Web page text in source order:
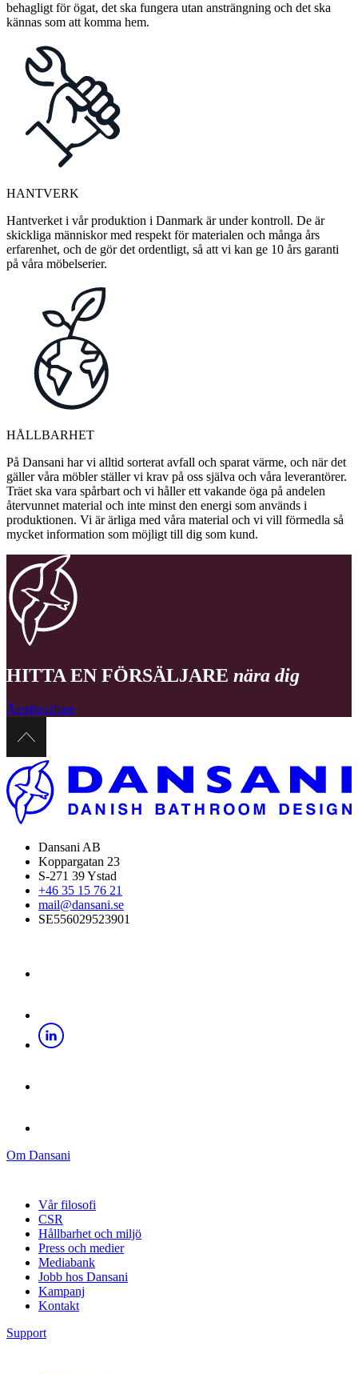
behagligt för ögat, det ska fungera utan ansträngning och det ska
kännas som att komma hem.
HANTVERK
Hantverket i vår produktion i Danmark är under kontroll. De är
skickliga människor med respekt för materialen och många års
erfarenhet, och de gör det ordentligt, så att vi kan ge 10 års garanti
på våra möbelserier.
HÅLLBARHET
På Dansani har vi alltid sorterat avfall och sparat värme, och när det
gäller våra möbler ställer vi krav på oss själva och våra leverantörer.
Träet ska vara spårbart och vi håller ett vakande öga på andelen
återvunnet material och inte minst den energi som används i
produktionen. Vi är ärliga med våra material och vi vill förmedla så
mycket information som möjligt till dig som kund.
HITTA EN FÖRSÄLJARE nära dig
Återförsäljare
Dansani AB
Koppargatan 23
S-271 39 Ystad
+46 35 15 76 21
mail@dansani.se
SE556029523901
Om Dansani
Vår filosofi
CSR
Hållbarhet och miljö
Press och medier
Mediabank
Jobb hos Dansani
Kampanj
Kontakt
Support